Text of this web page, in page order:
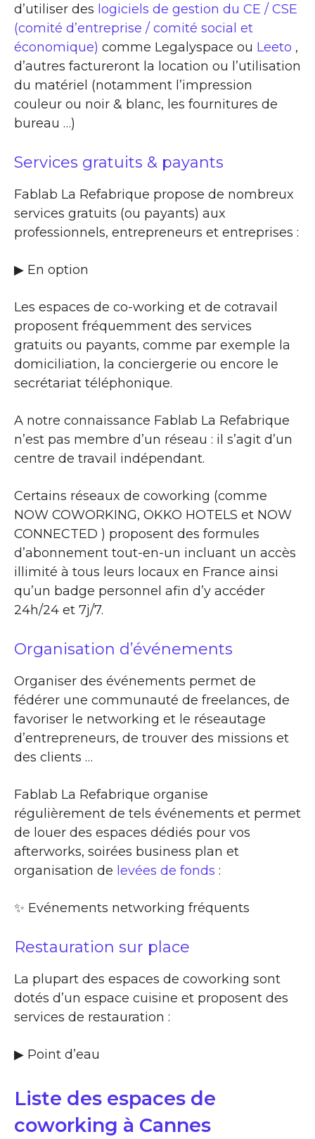
d’utiliser des logiciels de gestion du CE / CSE
(comité d’entreprise / comité social et
économique) comme Legalyspace ou Leeto ,
d’autres factureront la location ou l’utilisation
du matériel (notamment l’impression
couleur ou noir & blanc, les fournitures de
bureau …)
Services gratuits & payants
Fablab La Refabrique propose de nombreux
services gratuits (ou payants) aux
professionnels, entrepreneurs et entreprises :
▶​ En option
Les espaces de co-working et de cotravail
proposent fréquemment des services
gratuits ou payants, comme par exemple la
domiciliation, la conciergerie ou encore le
secrétariat téléphonique.
A notre connaissance Fablab La Refabrique
n’est pas membre d’un réseau : il s’agit d’un
centre de travail indépendant.
Certains réseaux de coworking (comme
NOW COWORKING, OKKO HOTELS et NOW
CONNECTED ) proposent des formules
d’abonnement tout-en-un incluant un accès
illimité à tous leurs locaux en France ainsi
qu’un badge personnel afin d’y accéder
24h/24 et 7j/7.
Organisation d’événements
Organiser des événements permet de
fédérer une communauté de freelances, de
favoriser le networking et le réseautage
d’entrepreneurs, de trouver des missions et
des clients …
Fablab La Refabrique organise
régulièrement de tels événements et permet
de louer des espaces dédiés pour vos
afterworks, soirées business plan et
organisation de levées de fonds :
✨​ Evénements networking fréquents
Restauration sur place
La plupart des espaces de coworking sont
dotés d’un espace cuisine et proposent des
services de restauration :
▶​ Point d’eau
Liste des espaces de
coworking à Cannes